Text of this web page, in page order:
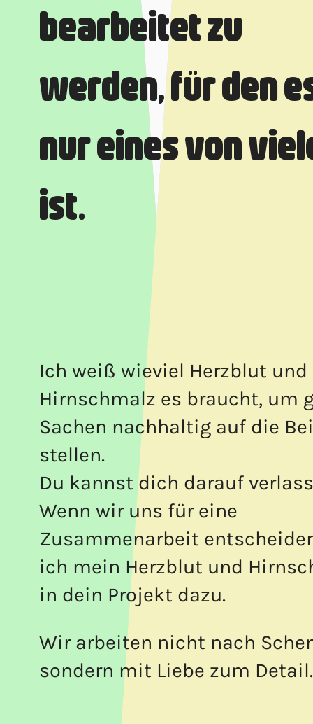
bearbeitet zu
werden, für den
nur eines von
ist.
Ich weiß wieviel Herzblut und
Hirnschmalz es braucht, um
Sachen nachhaltig auf die
stellen.
Du kannst dich darauf
Wenn wir uns für eine
Zusammenarbeit
ich mein Herzblut und
in dein Projekt dazu.
Wir arbeiten nicht nach
sondern mit Liebe zum Detail.